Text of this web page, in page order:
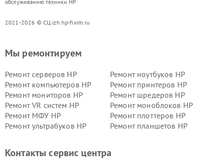
обслуживанию техники HP
2021-2026 © СЦ izh.hp-fixim.ru
Мы ремонтируем
Ремонт серверов HP
Ремонт ноутбуков HP
Ремонт компьютеров HP
Ремонт принтеров HP
Ремонт мониторов HP
Ремонт шредеров HP
Ремонт VR систем HP
Ремонт моноблоков HP
Ремонт МФУ HP
Ремонт плоттеров HP
Ремонт ультрабуков HP
Ремонт планшетов HP
Контакты сервис центра